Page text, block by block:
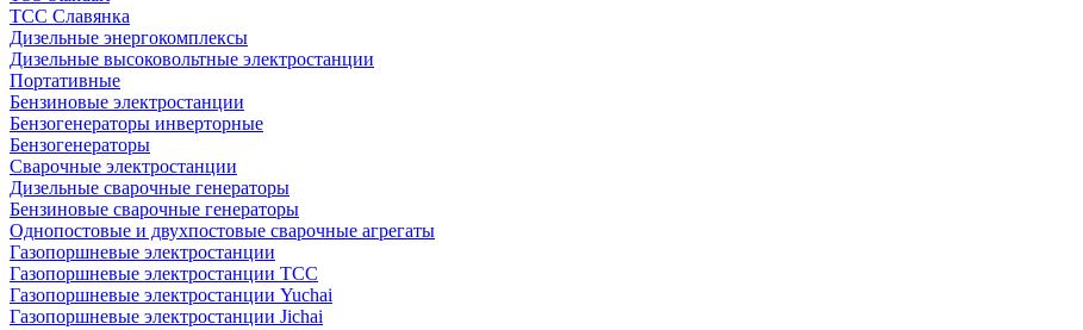
ТСС Славянка
Дизельные энергокомплексы
Дизельные высоковольтные электростанции
Портативные
Бензиновые электростанции
Бензогенераторы инверторные
Бензогенераторы
Сварочные электростанции
Дизельные сварочные генераторы
Бензиновые сварочные генераторы
Однопостовые и двухпостовые сварочные агрегаты
Газопоршневые электростанции
Газопоршневые электростанции ТСС
Газопоршневые электростанции Yuchai
Газопоршневые электростанции Jichai